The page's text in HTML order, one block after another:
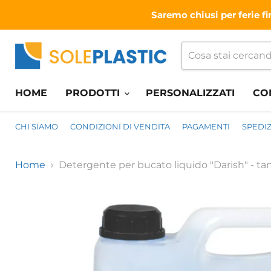
Saremo chiusi per ferie
HOME PRODOTTI PERSONALIZZATI
CHI SIAMO CONDIZIONI DI VENDITA PAGAMENTI
Home Detergente per bucato liquido "Darish" -